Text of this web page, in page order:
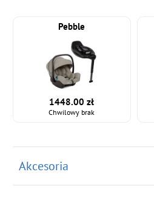
Pebble
1448.00 zł
Chwilowy brak
Akcesoria